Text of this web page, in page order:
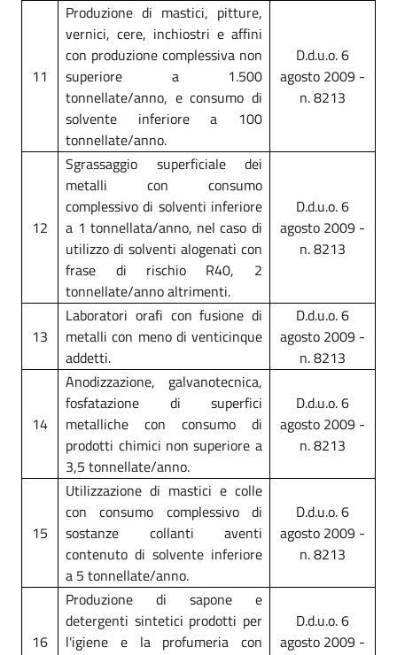
11
Produzione di mastici, pitture,
vernici, cere, inchiostri e affini
con produzione complessiva non
superiore a 1.500
tonnellate/anno, e consumo di
solvente inferiore a 100
tonnellate/anno.
D.d.u.o. 6
agosto 2009 -
n. 8213
12
Sgrassaggio superficiale dei
metalli con consumo
complessivo di solventi inferiore
a 1 tonnellata/anno, nel caso di
utilizzo di solventi alogenati con
frase di rischio R40, 2
tonnellate/anno altrimenti.
D.d.u.o. 6
agosto 2009 -
n. 8213
13
Laboratori orafi con fusione di
metalli con meno di venticinque
addetti.
D.d.u.o. 6
agosto 2009 -
n. 8213
14
Anodizzazione, galvanotecnica,
fosfatazione di superfici
metalliche con consumo di
prodotti chimici non superiore a
3,5 tonnellate/anno.
D.d.u.o. 6
agosto 2009 -
n. 8213
15
Utilizzazione di mastici e colle
con consumo complessivo di
sostanze collanti aventi
contenuto di solvente inferiore
a 5 tonnellate/anno.
D.d.u.o. 6
agosto 2009 -
n. 8213
16
Produzione di sapone e
detergenti sintetici prodotti per
l'igiene e la profumeria con
D.d.u.o. 6
agosto 2009 -